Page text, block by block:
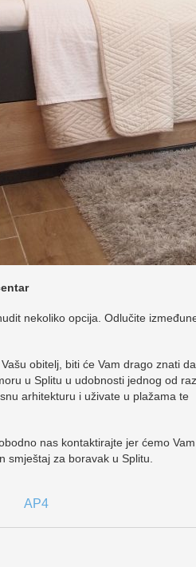
nekoliko opcija. Odlučite
obitelj, biti će Vam drago znati
u Splitu u udobnosti jednog od
arhitekturu i uživate u plažama te
nas kontaktirajte jer ćemo
smještaj za boravak u Splitu.
AP4